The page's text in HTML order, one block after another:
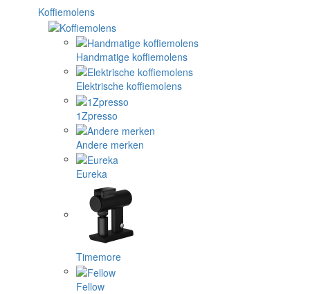
Koffiemolens
Handmatige koffiemolens
Elektrische koffiemolens
1Zpresso
Andere merken
Eureka
Timemore
Fellow